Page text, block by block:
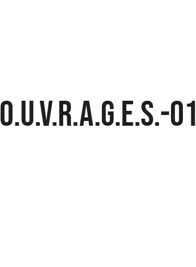
O.U.V.R.A.G.E.S.-01